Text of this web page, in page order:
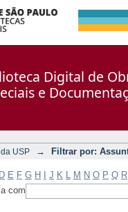
Digital de
e
USP → Filtrar por:
D E F G H J K M N O P Q R
com